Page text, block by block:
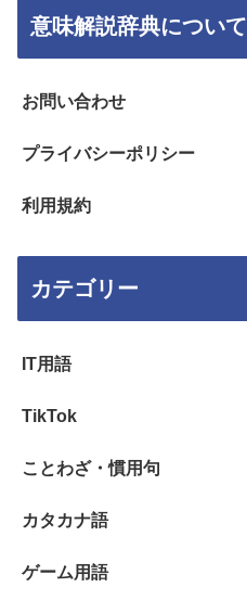
意味解説辞典について
お問い合わせ
プライバシーポリシー
利用規約
カテゴリー
IT用語
TikTok
ことわざ・慣用句
カタカナ語
ゲーム用語